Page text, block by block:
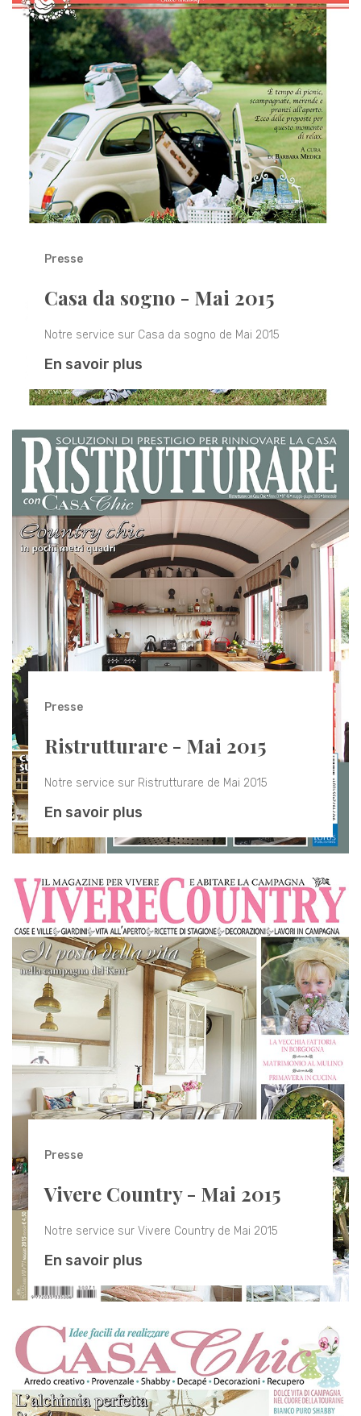
Presse
Casa da sogno - Mai 2015
Notre service sur Casa da sogno de Mai 2015
En savoir plus
Presse
Ristrutturare - Mai 2015
Notre service sur Ristrutturare de Mai 2015
En savoir plus
Presse
Vivere Country - Mai 2015
Notre service sur Vivere Country de Mai 2015
En savoir plus